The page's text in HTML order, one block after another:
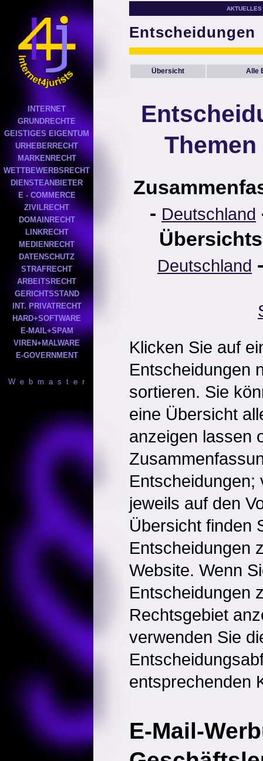
INTERNET
GRUNDRECHTE
GEISTIGES EIGENTUM
URHEBERRECHT
MARKENRECHT
WETTBEWERBSRECHT
DIENSTEANBIETER
E - COMMERCE
ZIVILRECHT
DOMAINRECHT
LINKRECHT
MEDIENRECHT
DATENSCHUTZ
STRAFRECHT
ARBEITSRECHT
GERICHTSSTAND
INT. PRIVATRECHT
HARD+SOFTWARE
E-MAIL+SPAM
VIREN+MALWARE
E-GOVERNMENT
W e b m a s t e r
AKTUELLES
Entscheidungen
Übersicht Alle
- Deutschland
Deutschland
Klicken Sie auf
Entscheidungen
sortieren. Sie
eine Übersicht
anzeigen lassen
Entscheidungen;
jeweils auf den
Übersicht finden
Entscheidungen
Website. Wenn
Entscheidungen
Rechtsgebiet
verwenden Sie
entsprechenden
E-Mail-